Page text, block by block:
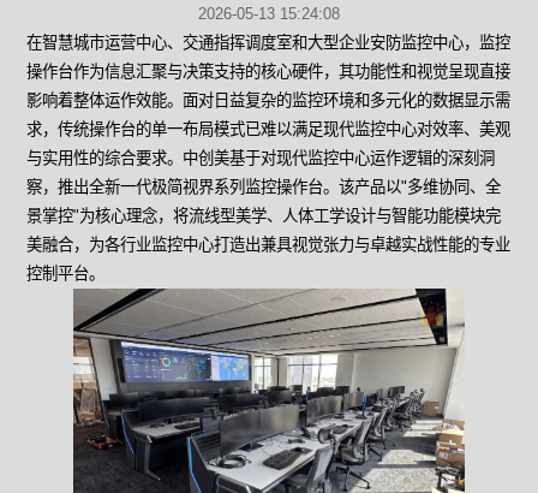
2026-05-13 15:24:08
在智慧城市运营中心、交通指挥调度室和大型企业安防监控中心，监控
操作台作为信息汇聚与决策支持的核心硬件，其功能性和视觉呈现直接
影响着整体运作效能。面对日益复杂的监控环境和多元化的数据显示需
求，传统操作台的单一布局模式已难以满足现代监控中心对效率、美观
与实用性的综合要求。中创美基于对现代监控中心运作逻辑的深刻洞
察，推出全新一代极简视界系列监控操作台。该产品以"多维协同、全
景掌控"为核心理念，将流线型美学、人体工学设计与智能功能模块完
美融合，为各行业监控中心打造出兼具视觉张力与卓越实战性能的专业
控制平台。